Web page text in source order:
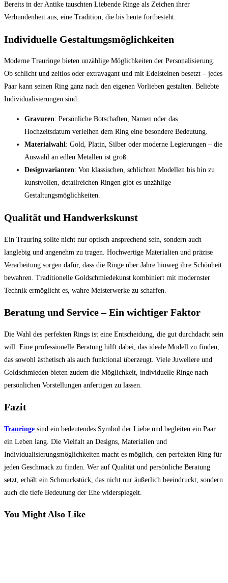
Bereits in der Antike tauschten Liebende Ringe als Zeichen ihrer
Verbundenheit aus, eine Tradition, die bis heute fortbesteht.
Individuelle Gestaltungsmöglichkeiten
Moderne Trauringe bieten unzählige Möglichkeiten der Personalisierung.
Ob schlicht und zeitlos oder extravagant und mit Edelsteinen besetzt – jedes
Paar kann seinen Ring ganz nach den eigenen Vorlieben gestalten. Beliebte
Individualisierungen sind:
Gravuren: Persönliche Botschaften, Namen oder das
Hochzeitsdatum verleihen dem Ring eine besondere Bedeutung.
Materialwahl: Gold, Platin, Silber oder moderne Legierungen – die
Auswahl an edlen Metallen ist groß.
Designvarianten: Von klassischen, schlichten Modellen bis hin zu
kunstvollen, detailreichen Ringen gibt es unzählige
Gestaltungsmöglichkeiten.
Qualität und Handwerkskunst
Ein Trauring sollte nicht nur optisch ansprechend sein, sondern auch
langlebig und angenehm zu tragen. Hochwertige Materialien und präzise
Verarbeitung sorgen dafür, dass die Ringe über Jahre hinweg ihre Schönheit
bewahren. Traditionelle Goldschmiedekunst kombiniert mit modernster
Technik ermöglicht es, wahre Meisterwerke zu schaffen.
Beratung und Service – Ein wichtiger Faktor
Die Wahl des perfekten Rings ist eine Entscheidung, die gut durchdacht sein
will. Eine professionelle Beratung hilft dabei, das ideale Modell zu finden,
das sowohl ästhetisch als auch funktional überzeugt. Viele Juweliere und
Goldschmieden bieten zudem die Möglichkeit, individuelle Ringe nach
persönlichen Vorstellungen anfertigen zu lassen.
Fazit
Trauringe sind ein bedeutendes Symbol der Liebe und begleiten ein Paar
ein Leben lang. Die Vielfalt an Designs, Materialien und
Individualisierungsmöglichkeiten macht es möglich, den perfekten Ring für
jeden Geschmack zu finden. Wer auf Qualität und persönliche Beratung
setzt, erhält ein Schmuckstück, das nicht nur äußerlich beeindruckt, sondern
auch die tiefe Bedeutung der Ehe widerspiegelt.
You Might Also Like